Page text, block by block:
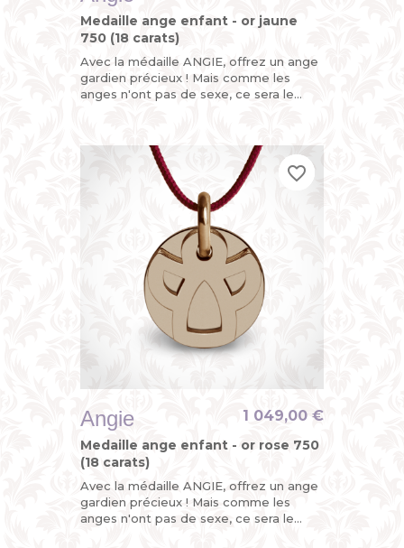
Medaille ange enfant - or jaune
750 (18 carats)
Avec la médaille ANGIE, offrez un ange
gardien précieux ! Mais comme les
anges n'ont pas de sexe, ce sera le
Angie
Medaille ange enfant - or rose 750
(18 carats)
Avec la médaille ANGIE, offrez un ange
gardien précieux ! Mais comme les
anges n'ont pas de sexe, ce sera le
1 049,00 €
favorite_border
favorite_border
favorite_border